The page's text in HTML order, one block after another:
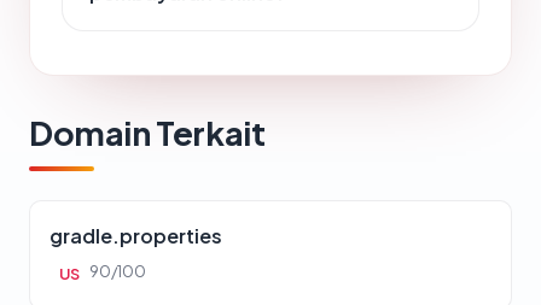
Domain Terkait
gradle.properties
US 90/100